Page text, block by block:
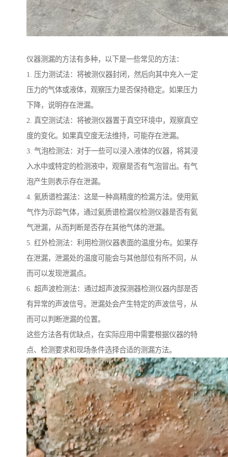
仪器测漏的方法有多种，以下是一些常见的方法：
1. 压力测试法：将被测仪器封闭，然后向其中充入一定
压力的气体或液体，观察压力是否保持稳定。如果压力
下降，说明存在泄漏。
2. 真空测试法：将被测仪器置于真空环境中，观察真空
度的变化。如果真空度无法维持，可能存在泄漏。
3. 气泡检测法：对于一些可以浸入液体的仪器，将其浸
入水中或特定的检测液中，观察是否有气泡冒出。有气
泡产生则表示存在泄漏。
4. 氦质谱检漏法：这是一种高精度的检漏方法。使用氦
气作为示踪气体，通过氦质谱检漏仪检测仪器是否有氦
气泄漏，从而判断是否存在其他气体的泄漏。
5. 红外检测法：利用检测仪器表面的温度分布。如果存
在泄漏，泄漏处的温度可能会与其他部位有所不同，从
而可以发现泄漏点。
6. 超声波检测法：通过超声波探测器检测仪器内部是否
有异常的声波信号。泄漏处会产生特定的声波信号，从
而可以判断泄漏的位置。
这些方法各有优缺点，在实际应用中需要根据仪器的特
点、检测要求和现场条件选择合适的测漏方法。